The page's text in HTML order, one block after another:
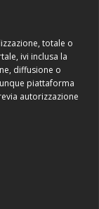
totale o
ivi inclusa la
diffusione o
piattaforma
autorizzazione